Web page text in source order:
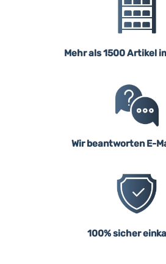
Mehr als 1500 Artikel
Wir beantworten E-
100% sicher